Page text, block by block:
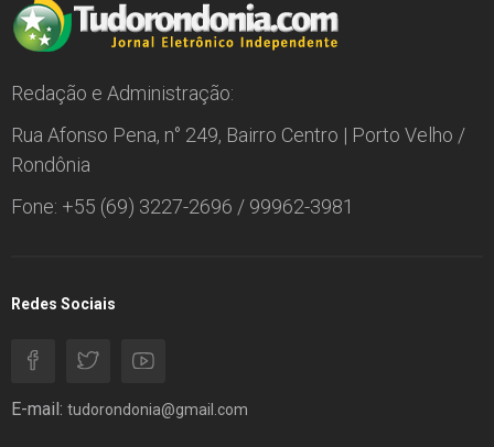
Redação e Administração:
Rua Afonso Pena, n° 249, Bairro Centro | Porto Velho /
Rondônia
Fone: +55 (69) 3227-2696 / 99962-3981
Redes Sociais
E-mail: tudorondonia@gmail.com